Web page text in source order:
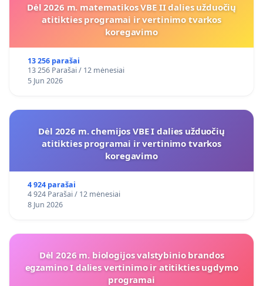
Dėl 2026 m. matematikos VBE II dalies užduočių
atitikties programai ir vertinimo tvarkos
koregavimo
13 256 parašai
13 256 Parašai / 12 mėnesiai
5 Jun 2026
Dėl 2026 m. chemijos VBE I dalies užduočių
atitikties programai ir vertinimo tvarkos
koregavimo
4 924 parašai
4 924 Parašai / 12 mėnesiai
8 Jun 2026
Dėl 2026 m. biologijos valstybinio brandos
egzamino I dalies vertinimo ir atitikties ugdymo
programai